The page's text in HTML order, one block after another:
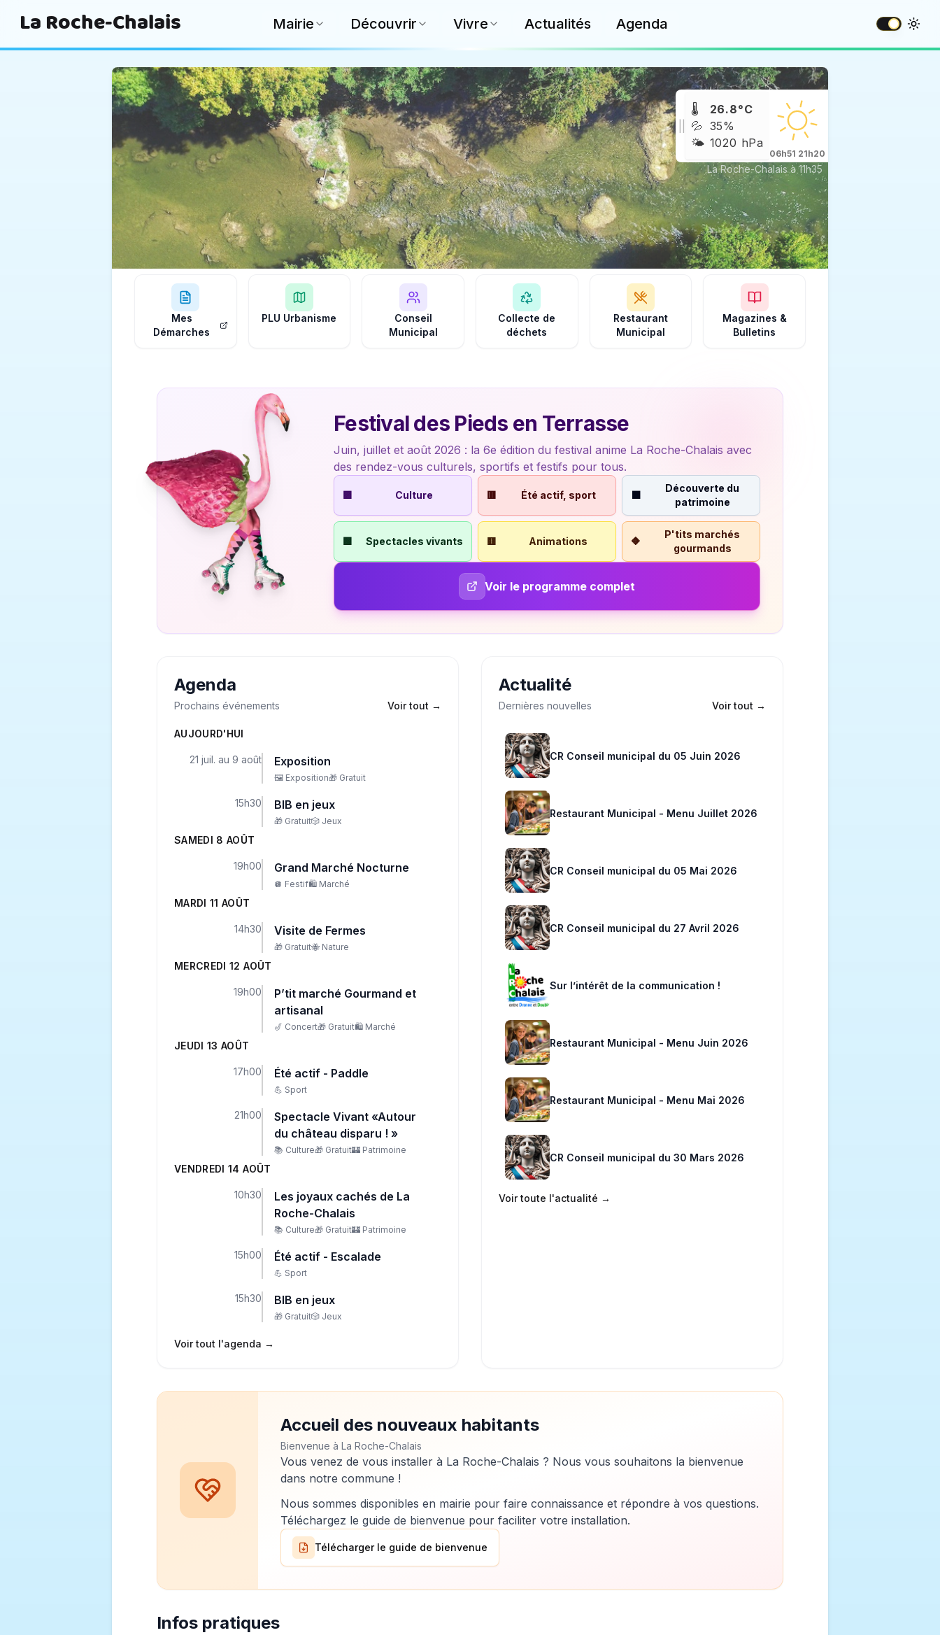
La Roche-Chalais Mairie Découvrir Vivre Actualités Agenda
🌡️
26.8°C
💦 35%
🌤️ 1020 hPa
06h51 21h20
La Roche-Chalais à11h35
Mes
Démarches
PLU Urbanisme
Conseil
Municipal
Collecte de
déchets
Restaurant
Municipal
Magazines &
Bulletins
Festival des Pieds en Terrasse
Juin, juillet et août 2026 : la 6e édition du festival anime La Roche-Chalais avec
des rendez-vous culturels, sportifs et festifs pour tous.
🟪 Culture 🟥 Été actif, sport ⬛
Découverte du
patrimoine
🟩 Spectacles vivants 🟨 Animations 🔶
P'tits marchés
gourmands
Voir le programme complet
Agenda
Prochains événements Voir tout →
AUJOURD'HUI
21 juil. au 9 août Exposition
🖼️ Exposition🎁 Gratuit
15h30 BIB en jeux
🎁 Gratuit🎲 Jeux
SAMEDI 8 AOÛT
19h00 Grand Marché Nocturne
🪩 Festif🛍️ Marché
MARDI 11 AOÛT
14h30 Visite de Fermes
🎁 Gratuit🐝 Nature
MERCREDI 12 AOÛT
19h00
P’tit marché Gourmand et
artisanal
🎷 Concert🎁 Gratuit🛍️ Marché
JEUDI 13 AOÛT
17h00 Été actif - Paddle
💪 Sport
21h00
Spectacle Vivant «Autour
du château disparu ! »
📚 Culture🎁 Gratuit🏰 Patrimoine
VENDREDI 14 AOÛT
10h30
Les joyaux cachés de La
Roche-Chalais
📚 Culture🎁 Gratuit🏰 Patrimoine
15h00 Été actif - Escalade
💪 Sport
15h30 BIB en jeux
🎁 Gratuit🎲 Jeux
Voir tout l'agenda →
Actualité
Dernières nouvelles Voir tout →
CR Conseil municipal du 05 Juin 2026
Restaurant Municipal - Menu Juillet 2026
CR Conseil municipal du 05 Mai 2026
CR Conseil municipal du 27 Avril 2026
Sur l’intérêt de la communication !
Restaurant Municipal - Menu Juin 2026
Restaurant Municipal - Menu Mai 2026
CR Conseil municipal du 30 Mars 2026
Voir toute l'actualité →
Accueil des nouveaux habitants
Bienvenue à La Roche-Chalais
Vous venez de vous installer à La Roche-Chalais ? Nous vous souhaitons la bienvenue
dans notre commune !
Nous sommes disponibles en mairie pour faire connaissance et répondre à vos questions.
Téléchargez le guide de bienvenue pour faciliter votre installation.
Télécharger le guide de bienvenue
Infos pratiques